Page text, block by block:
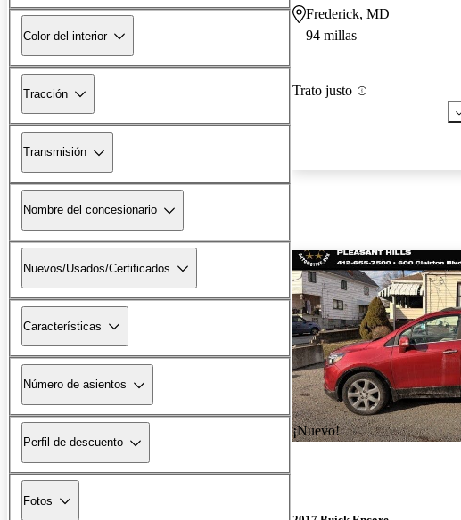
Color del interior
Tracción
Transmisión
Nombre del concesionario
Nuevos/Usados/Certificados
Características
Número de asientos
Perfil de descuento
Fotos
Frederick, MD
94 millas
Trato justo
¡Nuevo!